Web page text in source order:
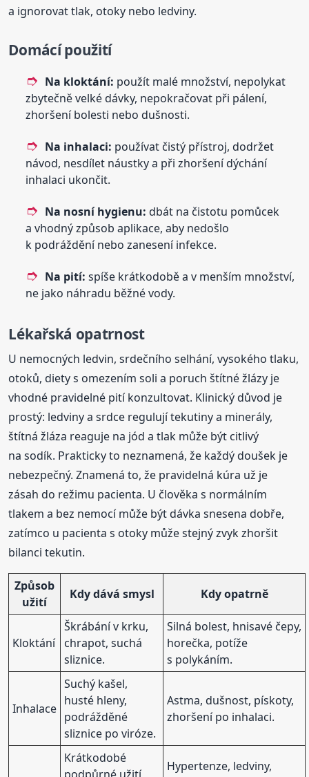
a ignorovat tlak, otoky nebo ledviny.
Domácí použití
Na kloktání: použít malé množství, nepolykat
zbytečně velké dávky, nepokračovat při pálení,
zhoršení bolesti nebo dušnosti.
Na inhalaci: používat čistý přístroj, dodržet
návod, nesdílet náustky a při zhoršení dýchání
inhalaci ukončit.
Na nosní hygienu: dbát na čistotu pomůcek
a vhodný způsob aplikace, aby nedošlo
k podráždění nebo zanesení infekce.
Na pití: spíše krátkodobě a v menším množství,
ne jako náhradu běžné vody.
Lékařská opatrnost
U nemocných ledvin, srdečního selhání, vysokého tlaku,
otoků, diety s omezením soli a poruch štítné žlázy je
vhodné pravidelné pití konzultovat. Klinický důvod je
prostý: ledviny a srdce regulují tekutiny a minerály,
štítná žláza reaguje na jód a tlak může být citlivý
na sodík. Prakticky to neznamená, že každý doušek je
nebezpečný. Znamená to, že pravidelná kúra už je
zásah do režimu pacienta. U člověka s normálním
tlakem a bez nemocí může být dávka snesena dobře,
zatímco u pacienta s otoky může stejný zvyk zhoršit
bilanci tekutin.
Způsob
užití
Kdy dává smysl Kdy opatrně
Kloktání
Škrábání v krku,
chrapot, suchá
sliznice.
Silná bolest, hnisavé čepy,
horečka, potíže
s polykáním.
Inhalace
Suchý kašel,
husté hleny,
podrážděné
sliznice po viróze.
Astma, dušnost, pískoty,
zhoršení po inhalaci.
Krátkodobé
Hypertenze, ledviny,